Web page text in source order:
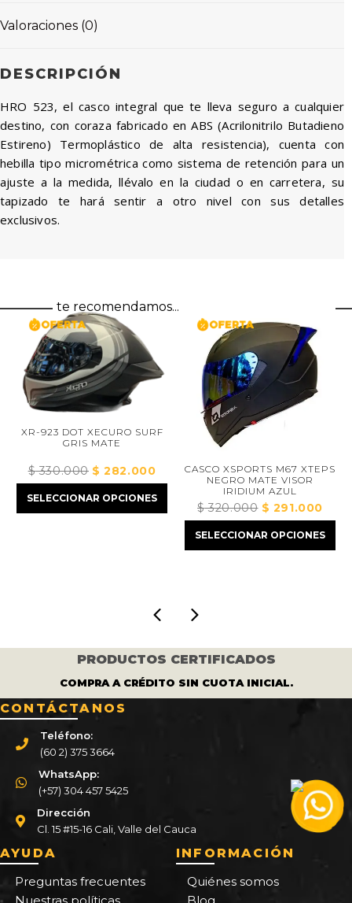
Valoraciones (0)
DESCRIPCIÓN
HRO 523, el casco integral que te lleva seguro a cualquier
destino, con coraza fabricado en ABS (Acrilonitrilo Butadieno
Estireno) Termoplástico de alta resistencia), cuenta con
hebilla tipo micrométrica como sistema de retención para un
ajuste a la medida, llévalo en la ciudad o en carretera, su
tapizado te hará sentir a otro nivel con sus detalles
exclusivos.
te recomendamos...
XR-923 DOT XECURO SURF
GRIS MATE
$330.000 El
precio
original
$282.000El
precio
actual
$ 282.000.
SELECCIONAR OPCIONES
CASCO XSPORTS M67 XTEPS
NEGRO MATE VISOR
IRIDIUM AZUL
$320.000 El
precio
original
$291.000El
SELECCIONAR OPCIONES
PRODUCTOS CERTIFICADOS
COMPRA A CRÉDITO SIN CUOTA INICIAL.
CONTÁCTANOS
Teléfono:
(60 2) 375 3664
WhatsApp:
(+57) 304 457 5425
Dirección
Cl. 15 #15-16 Cali, Valle del Cauca
AYUDA
Preguntas frecuentes
INFORMACIÓN
Quiénes somos